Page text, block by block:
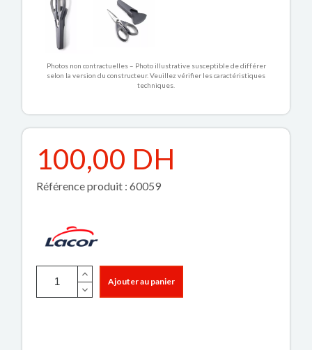
Photos non contractuelles – Photo illustrative susceptible de différer
selon la version du constructeur. Veuillez vérifier les caractéristiques
techniques.
100,00 DH
Référence produit : 60059
Ajouter au panier